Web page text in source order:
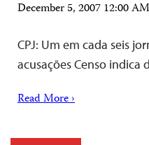
December 5, 2007 12:00
CPJ: Um em cada seis
acusações Censo indica
Read More ›